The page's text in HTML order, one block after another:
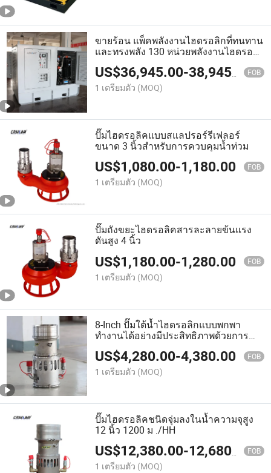
ขายร้อน แพ็คพลังงานไฮดรอลิกที่ทนทาน
และทรงพลัง 130 หน่วยพลังงานไฮดรอ
ลิกในราคาจากโรงงาน
US$36,945.00-38,945.00 FOB
1 เตรียมตัว (MOQ)
ปั๊มไฮดรอลิคแบบสแลปรอร์รีเฟลอร์
ขนาด 3 นิ้วสำหรับการควบคุมน้ำท่วม
US$1,080.00-1,180.00 FOB
1 เตรียมตัว (MOQ)
ปั๊มถังขยะไฮดรอลิคสารละลายข้นแรง
ดันสูง 4 นิ้ว
US$1,180.00-1,280.00 FOB
1 เตรียมตัว (MOQ)
8-Inch ปั๊มใต้น้ำไฮดรอลิกแบบพกพา
ทำงานได้อย่างมีประสิทธิภาพด้วยการ
ไหลขนาดใหญ่
US$4,280.00-4,380.00 FOB
1 เตรียมตัว (MOQ)
ปั๊มไฮดรอลิคชนิดจุ่มลงในน้ำความจุสูง
12 นิ้ว 1200 ม ./HH
US$12,380.00-12,680.00 FOB
1 เตรียมตัว (MOQ)